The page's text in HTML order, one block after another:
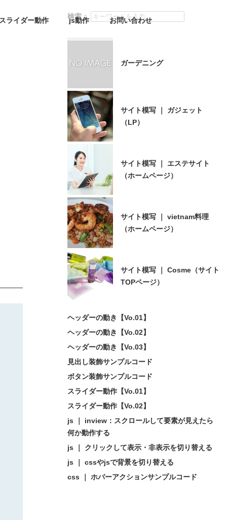
スライダー動作 js動作 お問い合わせ
検索：
ガーデニング
サイト模写 ｜ ガジェット
（LP）
サイト模写 ｜ エステサイト
（ホームページ）
サイト模写 ｜ vietnam料理
（ホームページ）
サイト模写 ｜ Cosme（サイト
TOPページ）
ヘッダーの動き【Vo.01】
ヘッダーの動き【Vo.02】
ヘッダーの動き【Vo.03】
見出し装飾サンプルコード
ボタン装飾サンプルコード
スライダー動作【Vo.01】
スライダー動作【Vo.02】
js ｜ inview：スクロールして要素が見えたら
何か動作する
js ｜ クリックして表示・非表示を切り替える
js ｜ cssやjsで背景を切り替える
css ｜ ホバーアクションサンプルコード